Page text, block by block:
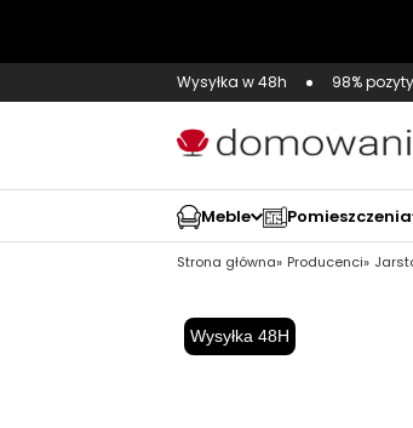
Wysyłka w 48h 98%
Meble Pomieszczenia
Strona główna Producenci
Wysyłka 48H